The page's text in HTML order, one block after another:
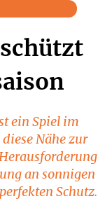
ein Spiel im
Nähe zur
an sonnigen
Schutz.